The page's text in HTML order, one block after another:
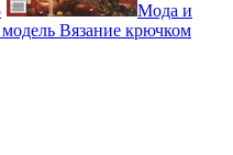
Мода и
Вязание крючком